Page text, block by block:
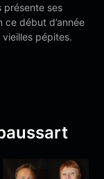
présente ses
début d’année
pépites.